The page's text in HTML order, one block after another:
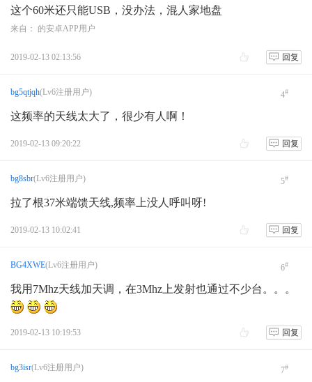
这个60米还只能USB，没办法，混人家地盘
来自： 的安卓APP用户
2019-02-13 02:13:56 回复
bg5qtjqh(Lv6注册用户) 4#
这频率的天线太大了，很少有人啊！
2019-02-13 09:20:22 回复
bg8sbr(Lv6注册用户) 5#
拉了根37米端馈天线,频率上没人呼叫呀!
2019-02-13 10:02:41 回复
BG4XWE(Lv6注册用户) 6#
我用7Mhz天线加天调，在3Mhz上发射也通过不少台。。。
2019-02-13 10:19:53 回复
bg3isr(Lv6注册用户) 7#